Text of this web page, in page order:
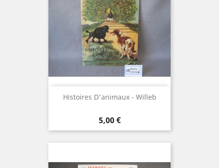
Histoires D'animaux - Willeb
Prix
5,00 €